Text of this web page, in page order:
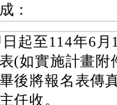
：
起至114年6
(如實施計畫附
後將報名表傳
任收。